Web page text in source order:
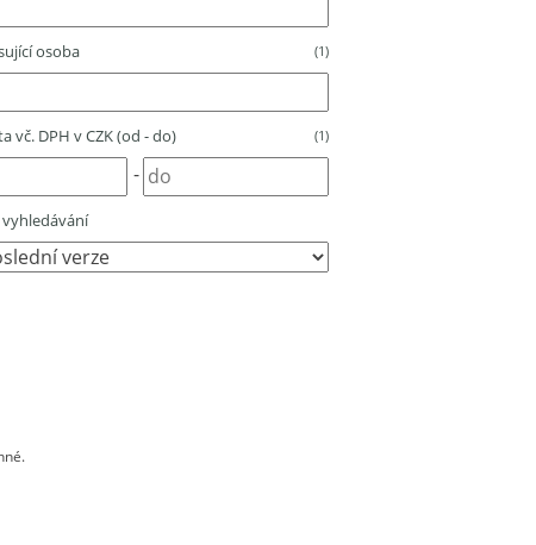
osoba (1)
vč. DPH v CZK (od - do) (1)
-
vyhledávání